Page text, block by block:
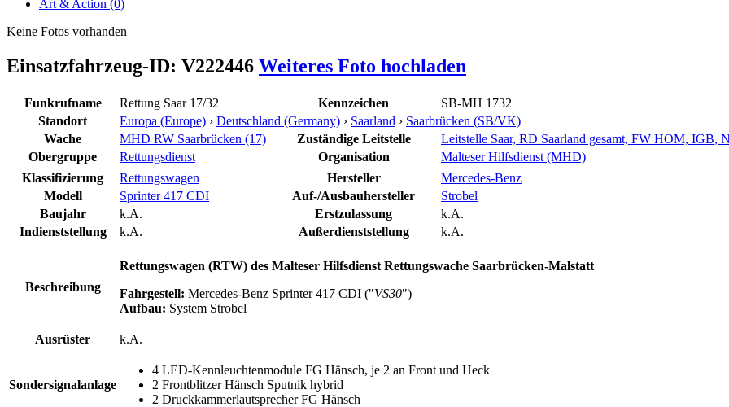
Art & Action (0)
Keine Fotos vorhanden
Einsatzfahrzeug-ID: V222446 Weiteres Foto hochladen
Funkrufname Rettung Saar 17/32 Kennzeichen
SB-MH 1732
Standort
Europa (Europe) › Deutschland (Germany) › Saarland › Saarbrücken (SB/VK)
Wache
MHD RW Saarbrücken (17) Zuständige Leitstelle
Leitstelle Saar, RD Saarland gesamt, FW HOM,
Obergruppe
Rettungsdienst Organisation
Malteser Hilfsdienst (MHD)
Klassifizierung
Rettungswagen Hersteller
Mercedes-Benz
Modell
Sprinter 417 CDI Auf-/Ausbauhersteller
Strobel
Baujahr
k.A. Erstzulassung
k.A.
Indienststellung
k.A. Außerdienststellung k.A.
Beschreibung
Rettungswagen (RTW) des Malteser Hilfsdienst Rettungswache Saarbrücken-Malstatt
Fahrgestell: Mercedes-Benz Sprinter 417 CDI ("VS30")
Aufbau: System Strobel
Ausrüster k.A.
Sondersignalanlage
4 LED-Kennleuchtenmodule FG Hänsch, je 2 an Front und Heck
2 Frontblitzer Hänsch Sputnik hybrid
2 Druckkammerlautsprecher FG Hänsch